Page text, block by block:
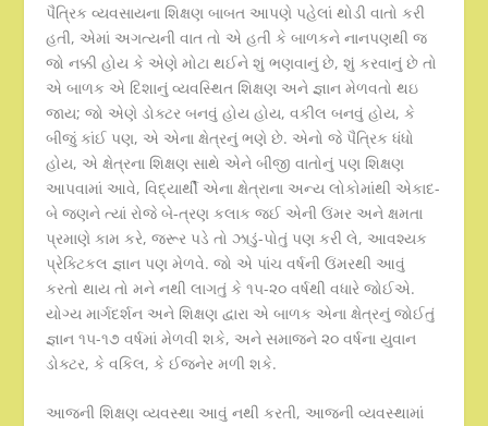
પૈત્રિક વ્યવસાયના શિક્ષણ બાબત આપણે પહેલાં થોડી વાતો કરી
હતી, એમાં અગત્યની વાત તો એ હતી કે બાળકને નાનપણથી જ
જો નક્કી હોય કે એણે મોટા થઈને શું ભણવાનું છે, શું કરવાનું છે તો
એ બાળક એ દિશાનું વ્યવસ્થિત શિક્ષણ અને જ્ઞાન મેળવતો થઇ
જાય; જો એણે ડોક્ટર બનવું હોય હોય, વકીલ બનવું હોય, કે
બીજું કાંઈ પણ, એ એના ક્ષેત્રનું ભણે છે. એનો જે પૈત્રિક ધંધો
હોય, એ ક્ષેત્રના શિક્ષણ સાથે એને બીજી વાતોનું પણ શિક્ષણ
આપવામાં આવે, વિદ્યાર્થી એના ક્ષેત્રાના અન્ય લોકોમાંથી એકાદ-
બે જણને ત્યાં રોજે બે-ત્રણ કલાક જઈ એની ઉંમર અને ક્ષમતા
પ્રમાણે કામ કરે, જરૂર પડે તો ઝાડું-પોતું પણ કરી લે, આવશ્યક
પ્રેક્ટિકલ જ્ઞાન પણ મેળવે. જો એ પાંચ વર્ષની ઉંમરથી આવું
કરતો થાય તો મને નથી લાગતું કે ૧૫-૨૦ વર્ષથી વધારે જોઈએ.
યોગ્ય માર્ગદર્શન અને શિક્ષણ દ્વારા એ બાળક એના ક્ષેત્રનું જોઈતું
જ્ઞાન ૧૫-૧૭ વર્ષમાં મેળવી શકે, અને સમાજને ૨૦ વર્ષના યુવાન
ડોક્ટર, કે વકિલ, કે ઈજનેર મળી શકે.
આજની શિક્ષણ વ્યવસ્થા આવું નથી કરતી, આજની વ્યવસ્થામાં